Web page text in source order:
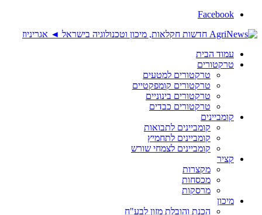
Facebook
עמוד הבית
טרקטורים
טרקטורים למטעים
טרקטורים קומפקטיים
טרקטורים בינוניים
טרקטורים כבדים
קומביינים
קומביינים לתבואות
קומביינים לתחמיץ
קומביינים לצמחי שורש
קציר
מקצרות
מכסחות
מרסקות
מיכון
הכנת והובלת מזון לבע"ח